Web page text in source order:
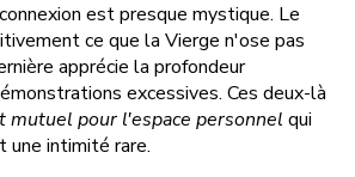
est presque mystique. Le
ce que la Vierge n'ose pas
apprécie la profondeur
excessives. Ces deux-là
mutuel pour l'espace personnel qui
une intimité rare.